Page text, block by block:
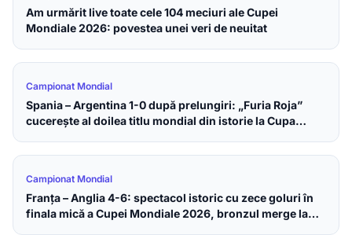
Am urmărit live toate cele 104 meciuri ale Cupei
Mondiale 2026: povestea unei veri de neuitat
Campionat Mondial
Spania – Argentina 1-0 după prelungiri: „Furia Roja”
cucerește al doilea titlu mondial din istorie la Cupa
Campionat Mondial
Franța – Anglia 4-6: spectacol istoric cu zece goluri în
finala mică a Cupei Mondiale 2026, bronzul merge la